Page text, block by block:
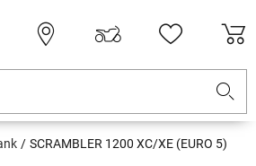
SCRAMBLER 1200 XC/XE (EURO 5)